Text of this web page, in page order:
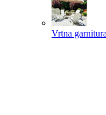
Vrtna garnitura